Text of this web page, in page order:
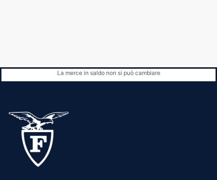
La merce in saldo non si può cambiare